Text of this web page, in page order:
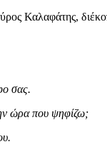
Καλαφάτης,
σας.
ώρα που ψηφίζω;